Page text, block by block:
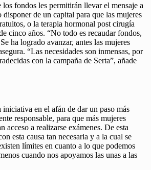
fondos les permitirán llevar el mensaje a
disponer de un capital para que las mujeres
o la terapia hormonal post cirugía
cinco años. “No todo es recaudar fondos,
ha logrado avanzar, antes las mujeres
“Las necesidades son inmensas, por
con la campaña de Serta”, añade
en el afán de dar un paso más
responsable, para que más mujeres
acceso a realizarse exámenes. De esta
esta causa tan necesaria y a la cual se
límites en cuanto a lo que podemos
cuando nos apoyamos las unas a las